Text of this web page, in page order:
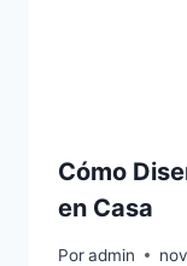
Cómo
en Casa
Poradmin